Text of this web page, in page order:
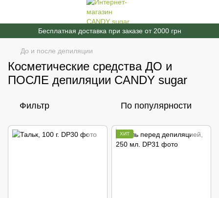
Бесплатная доставка при заказе от 2000 грн
До и после депиляции
Косметические средства ДО и
ПОСЛЕ депиляции CANDY sugar
Фильтр По популярности
ХИТ